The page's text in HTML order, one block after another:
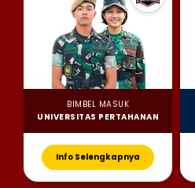
BIMBEL MASUK
UNIVERSITAS PERTAHANAN
Info Selengkapnya